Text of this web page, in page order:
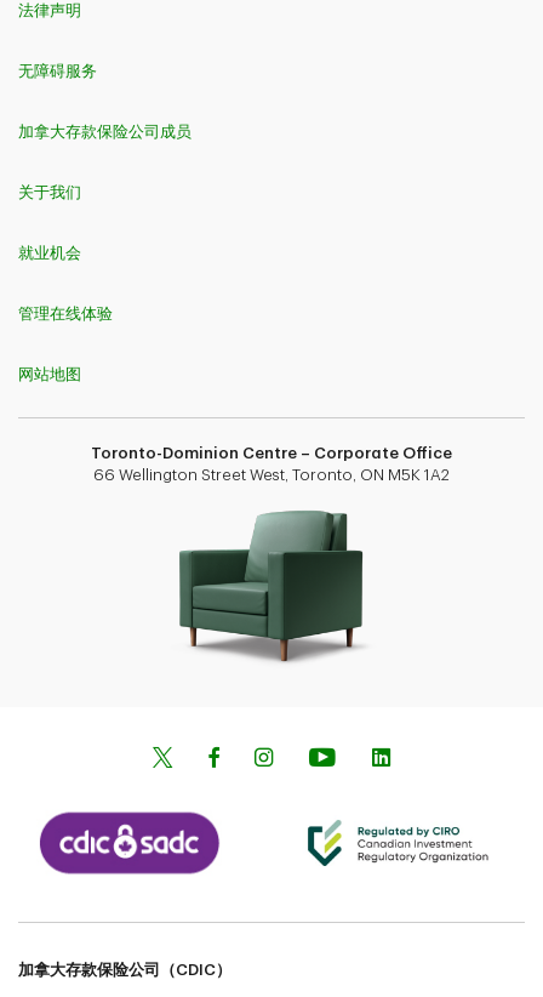
法律声明
无障碍服务
加拿大存款保险公司成员
关于我们
就业机会
管理在线体验
网站地图
Toronto-Dominion Centre – Corporate Office
66 Wellington Street West, Toronto, ON M5K 1A2
加拿大存款保险公司（CDIC）